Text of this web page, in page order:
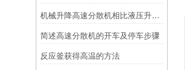
机械升降高速分散机相比液压升降分散机的优点
简述高速分散机的开车及停车步骤
反应釜获得高温的方法